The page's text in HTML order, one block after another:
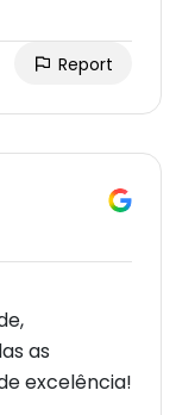
Report
as
excelência!